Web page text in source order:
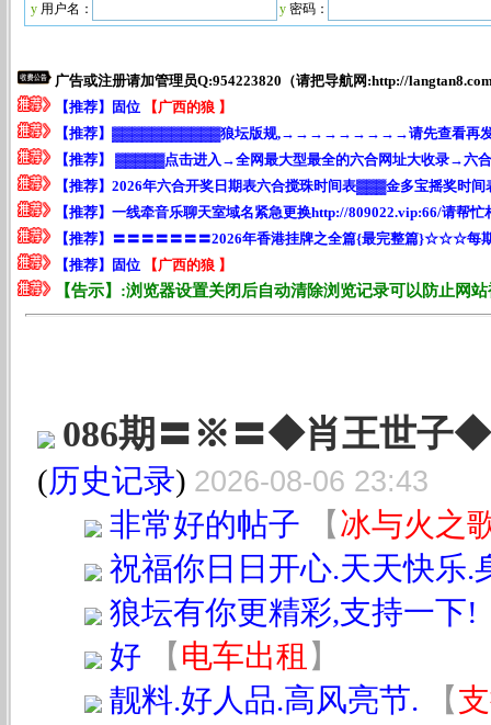
y用户名： y密码：
086期〓※〓◆肖王世子
(历史记录) 2026-08-06 23:43
非常好的帖子 【 冰与火之
祝福你日日开心.天天快乐.
狼坛有你更精彩,支持一下!
好
【 电车出租 】
靓料.好人品.高风亮节.
【